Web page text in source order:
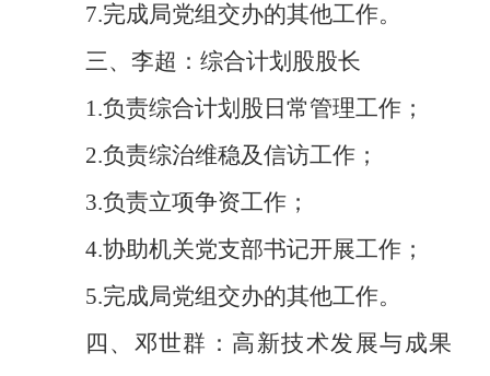
7.完成局党组交办的其他工作。
三、李超：综合计划股股长
1.负责综合计划股日常管理工作；
2.负责综治维稳及信访工作；
3.负责立项争资工作；
4.协助机关党支部书记开展工作；
5.完成局党组交办的其他工作。
四、邓世群：高新技术发展与成果